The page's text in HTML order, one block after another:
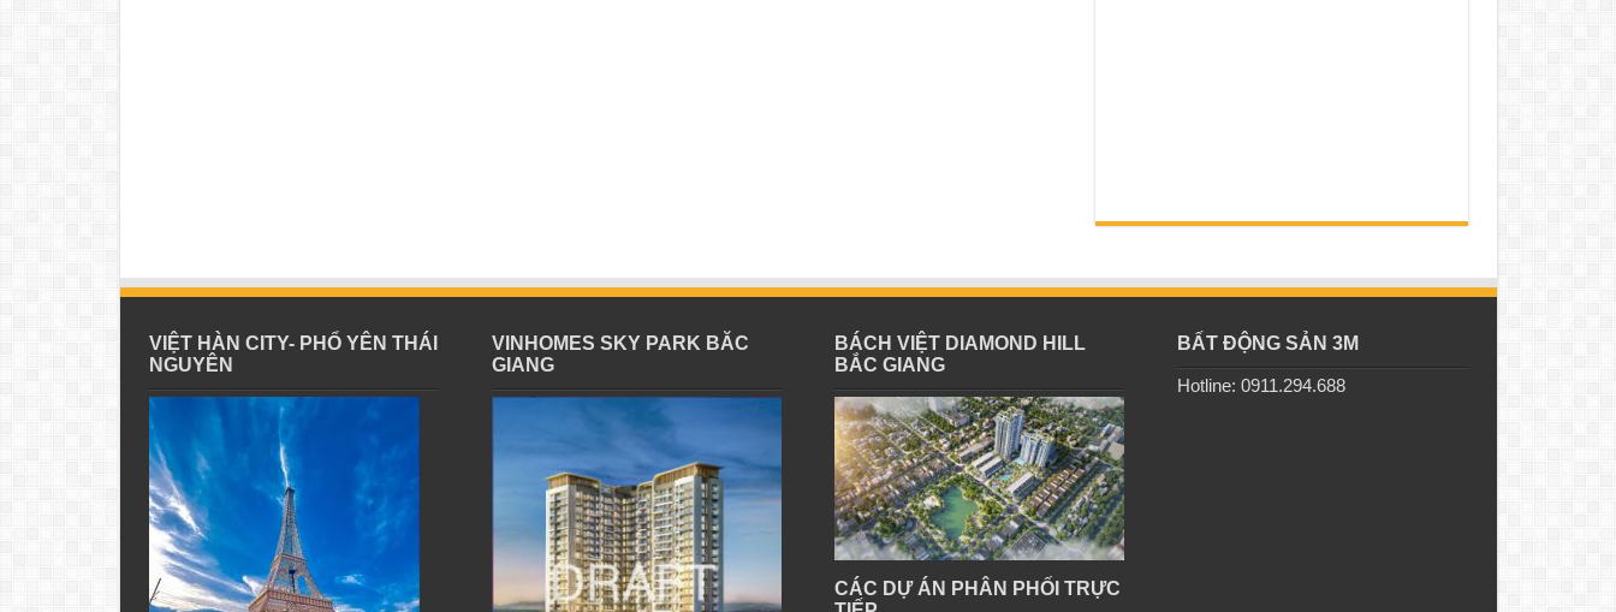
VIỆT HÀN CITY- PHỔ YÊN THÁI
NGUYÊN
VINHOMES SKY PARK BĂC
GIANG
BÁCH VIỆT DIAMOND HILL
BẮC GIANG
CÁC DỰ ÁN PHÂN PHỐI TRỰC
BẤT ĐỘNG SẢN 3M
Hotline: 0911.294.688